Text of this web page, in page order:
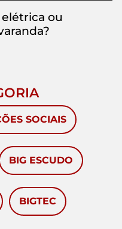
ou
SOCIAIS
BIG ESCUDO
BIGTEC